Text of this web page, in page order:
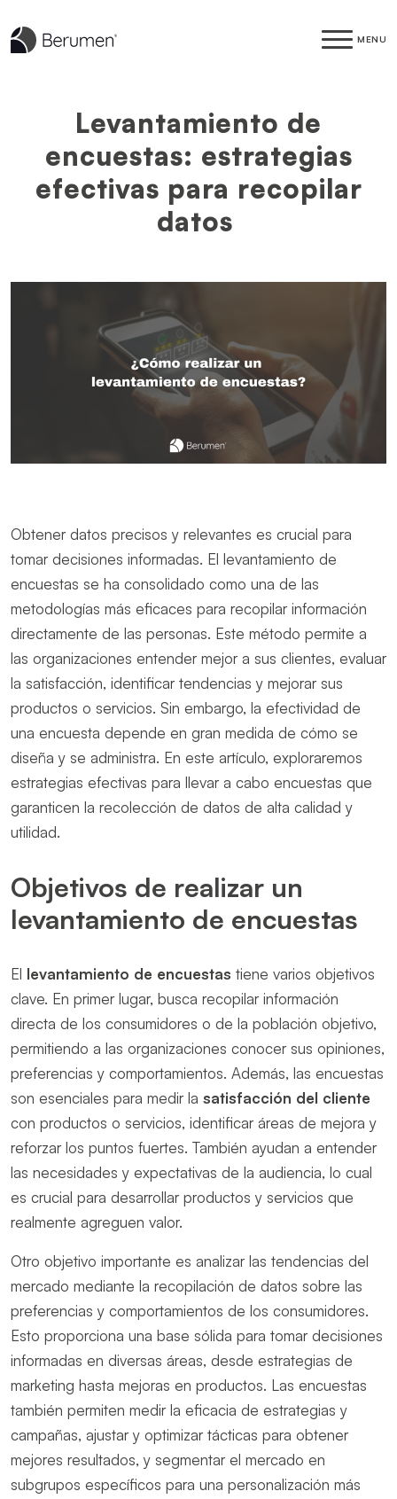
MENU
Levantamiento de
encuestas: estrategias
efectivas para recopilar
datos
Obtener datos precisos y relevantes es crucial para
tomar decisiones informadas. El levantamiento de
encuestas se ha consolidado como una de las
metodologías más eficaces para recopilar información
directamente de las personas. Este método permite a
las organizaciones entender mejor a sus clientes, evaluar
la satisfacción, identificar tendencias y mejorar sus
productos o servicios. Sin embargo, la efectividad de
una encuesta depende en gran medida de cómo se
diseña y se administra. En este artículo, exploraremos
estrategias efectivas para llevar a cabo encuestas que
garanticen la recolección de datos de alta calidad y
utilidad.
Objetivos de realizar un
levantamiento de encuestas
El levantamiento de encuestas tiene varios objetivos
clave. En primer lugar, busca recopilar información
directa de los consumidores o de la población objetivo,
permitiendo a las organizaciones conocer sus opiniones,
preferencias y comportamientos. Además, las encuestas
son esenciales para medir la satisfacción del cliente
con productos o servicios, identificar áreas de mejora y
reforzar los puntos fuertes. También ayudan a entender
las necesidades y expectativas de la audiencia, lo cual
es crucial para desarrollar productos y servicios que
realmente agreguen valor.
Otro objetivo importante es analizar las tendencias del
mercado mediante la recopilación de datos sobre las
preferencias y comportamientos de los consumidores.
Esto proporciona una base sólida para tomar decisiones
informadas en diversas áreas, desde estrategias de
marketing hasta mejoras en productos. Las encuestas
también permiten medir la eficacia de estrategias y
campañas, ajustar y optimizar tácticas para obtener
mejores resultados, y segmentar el mercado en
subgrupos específicos para una personalización más